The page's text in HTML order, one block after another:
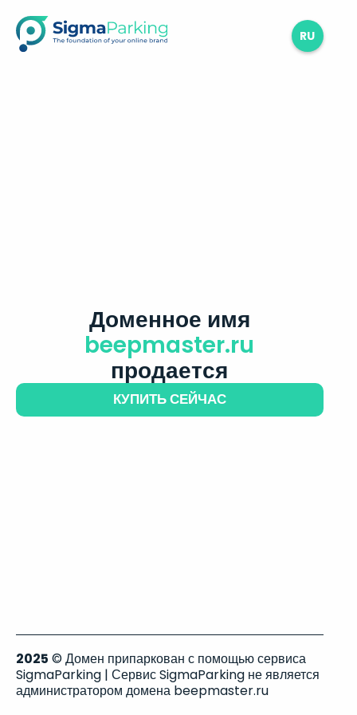
RU
Доменное имя
beepmaster.ru
продается
КУПИТЬ СЕЙЧАС
2025 © Домен припаркован с помощью сервиса
SigmaParking | Сервис SigmaParking не является
администратором домена beepmaster.ru